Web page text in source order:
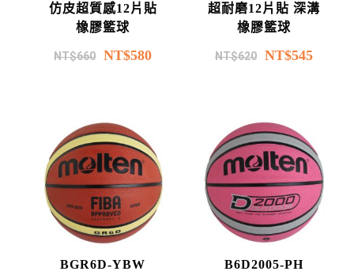
仿皮超質感12片貼
橡膠籃球
NT$660 NT$580
超耐磨12片貼 深溝
橡膠籃球
NT$620 NT$545
BGR6D-YBW
B6D2005-PH